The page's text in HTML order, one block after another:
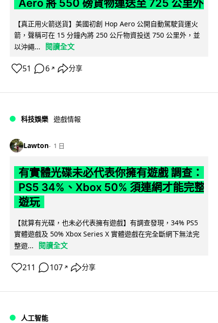
Aero 將 550 磅貨物運送至 725 公里外
【真正用火箭送貨】美國初創 Hop Aero 公開自動駕駛貨運火
箭，聲稱可在 15 分鐘內將 250 公斤物資投送 750 公里外，並
以沖繩...
閱讀全文
51 6 ↗ 分享
科技娛樂 遊戲情報
Lawton 1 日
有實體光碟未必代表你擁有遊戲 調查：
PS5 34%、Xbox 50% 須連網才能完整
遊玩
【就算有光碟，也未必代表擁有遊戲】有調查發現，34% PS5
實體遊戲及 50% Xbox Series X 實體遊戲在完全斷網下無法完
整遊...
閱讀全文
211 107 ↗ 分享
人工智能